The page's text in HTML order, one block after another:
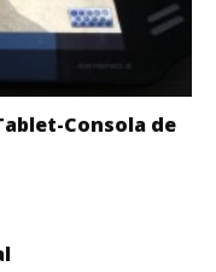
Consola de